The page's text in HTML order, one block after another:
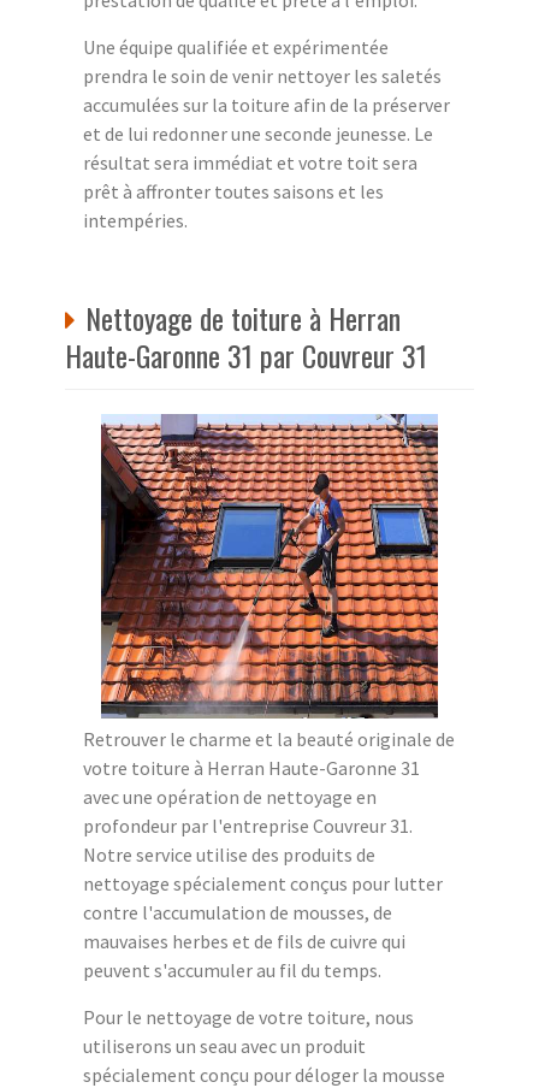
Une équipe qualifiée et expérimentée
prendra le soin de venir nettoyer les saletés
accumulées sur la toiture afin de la préserver
et de lui redonner une seconde jeunesse. Le
résultat sera immédiat et votre toit sera
prêt à affronter toutes saisons et les
intempéries.
Nettoyage de toiture à Herran
Haute-Garonne 31 par Couvreur 31
Retrouver le charme et la beauté originale de
votre toiture à Herran Haute-Garonne 31
avec une opération de nettoyage en
profondeur par l'entreprise Couvreur 31.
Notre service utilise des produits de
nettoyage spécialement conçus pour lutter
contre l'accumulation de mousses, de
mauvaises herbes et de fils de cuivre qui
peuvent s'accumuler au fil du temps.
Pour le nettoyage de votre toiture, nous
utiliserons un seau avec un produit
spécialement conçu pour déloger la mousse